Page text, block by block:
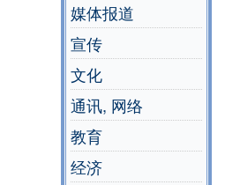
媒体报道
宣传
文化
通讯, 网络
教育
经济